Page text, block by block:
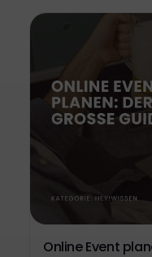
Online Event